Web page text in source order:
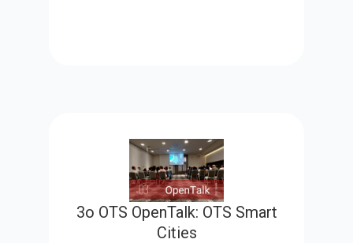
3ο OTS OpenTalk: OTS Smart
Cities